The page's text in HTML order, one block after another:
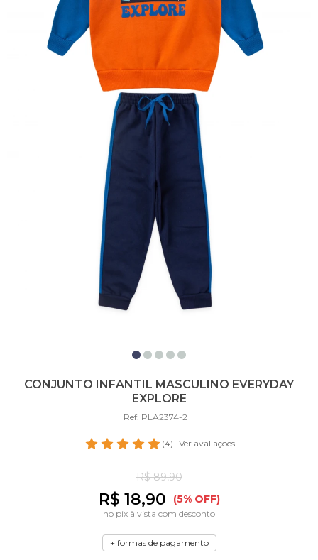
CONJUNTO INFANTIL MASCULINO EVERYDAY
EXPLORE
Ref: PLA2374-2
(4)- Ver avaliações
R$ 89,90
R$ 18,90 (5% OFF)
no pix à vista com desconto
+ formas de pagamento